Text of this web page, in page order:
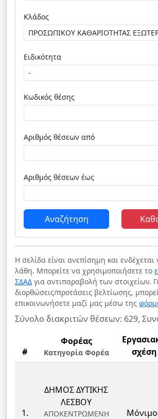
Κλάδος
Ειδικότητα
Κωδικός θέσης
Αριθμός θέσεων από
Αριθμός θέσεων έως
Αναζήτηση
Η σελίδα είναι ανεπίσημη και ενδέχεται
λάθη. Μπορείτε να χρησιμοποιήσετε το
ΣΔΑΔ για αντιπαραβολή των στοιχείων.
διορθώσεις/προτάσεις βελτίωσης,
επικοινωνήσετε μαζί μας μέσω της
Σύνολο διακριτών θέσεων: 629,
#
Φορέας
Κατηγορία Φορέα
σχέση
1.
ΔΗΜΟΣ ΔΥΤΙΚΗΣ
ΛΕΣΒΟΥ
ΑΠΟΚΕΝΤΡΩΜΕΝΗ